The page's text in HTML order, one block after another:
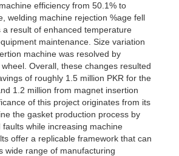
efficiency from 50.1% to
welding machine rejection %age fell
a result of enhanced temperature
maintenance. Size variation
machine was resolved by
Overall, these changes resulted
of roughly 1.5 million PKR for the
1.2 million from magnet insertion
of this project originates from its
the gasket production process by
while increasing machine
offer a replicable framework that can
wide range of manufacturing